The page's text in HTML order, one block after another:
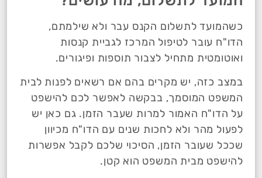
כשהמועד לתשלום הקנס עבר ולא שילמתם,
הדו"ח עובר לטיפול המרכז לגביית קנסות
ואוטומטית מתחיל לצבור תוספות ופיגורים.
במצב כזה, יש מקרים בהם אם רשאים לפנות לבית
המשפט המוסמך, בבקשה לאפשר לכם להישפט
על הדו"ח האמור למרות שעבר הזמן. גם כאן יש
לפעול מהר ולא לחכות שנים עם הדו"ח מכיוון
שככל שעובר הזמן, הסיכוי שלכם לקבל אפשרות
להישפט מבית המשפט הוא קטן.